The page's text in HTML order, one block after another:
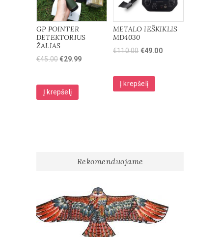
GP POINTER
DETEKTORIUS
ŽALIAS
€45.00 €29.99
Į krepšelį
METALO IEŠKIKLIS
MD4030
€110.00 €49.00
Į krepšelį
Rekomenduojame